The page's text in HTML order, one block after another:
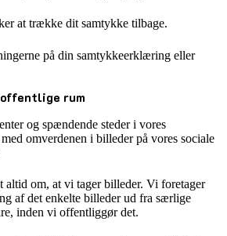
at trække dit samtykke tilbage.
på din samtykkeerklæring eller
rum
og spændende steder i vores
omverdenen i billeder på vores sociale
om, at vi tager billeder. Vi foretager
af det enkelte billeder ud fra særlige
inden vi offentliggør det.